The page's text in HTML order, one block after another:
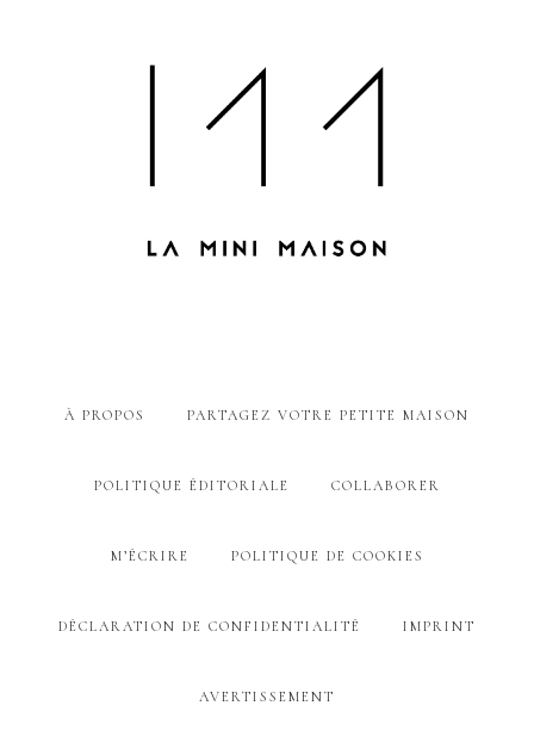
À PROPOS PARTAGEZ VOTRE PETITE MAISON
POLITIQUE ÉDITORIALE COLLABORER
M’ÉCRIRE POLITIQUE DE COOKIES
DÉCLARATION DE CONFIDENTIALITÉ IMPRINT
AVERTISSEMENT